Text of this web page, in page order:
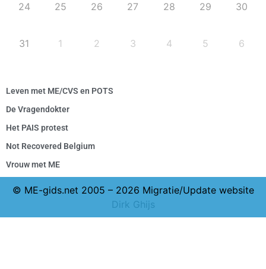
24 25 26 27 28 29 30
31 1 2 3 4 5 6
Leven met ME/CVS en POTS
De Vragendokter
Het PAIS protest
Not Recovered Belgium
Vrouw met ME
© ME-gids.net 2005 – 2026 Migratie/Update website
Dirk Ghijs